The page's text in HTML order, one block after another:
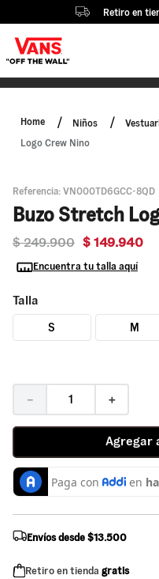
Retiro en
Niños
Logo Crew Nino
Referencia: VN000TD6GCC-8QD
Buzo Stretch
$249.900 $149.940
Encuentra tu talla aquí
Talla
S M
＋
－
Agregar
Envíos desde $13.500
Retiro en tienda gratis